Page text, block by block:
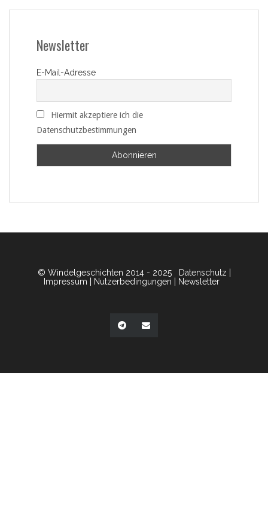
Newsletter
E-Mail-Adresse
Hiermit akzeptiere ich die
Datenschutzbestimmungen
© Windelgeschichten 2014 - 2025 Datenschutz
Impressum
Nutzerbedingungen Newsletter